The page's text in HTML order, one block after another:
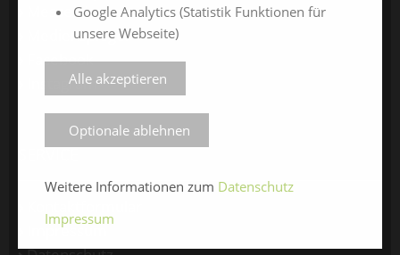
Messe-News
Medienspiegel
Facebook
Instagram
SERVICE
Impressum
Google Analytics (Statistik Funktionen für
unsere Webseite)
Alle akzeptieren
Optionale ablehnen
Weitere Informationen zum Datenschutz
Impressum